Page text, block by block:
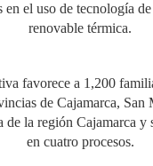
en el uso de tecnología
renovable térmica.
favorece a 1,200
de Cajamarca, San
de la región Cajamarca y
en cuatro procesos.